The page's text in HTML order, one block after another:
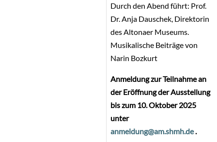
Durch den Abend führt: Prof.
Dr. Anja Dauschek, Direktorin
des Altonaer Museums.
Musikalische Beiträge von
Narin Bozkurt
Anmeldung zur Teilnahme an
der Eröffnung der Ausstellung
bis zum 10. Oktober 2025
unter
anmeldung@am.shmh.de.